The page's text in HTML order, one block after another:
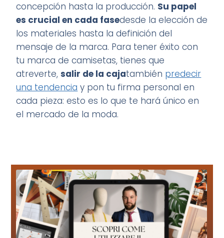
concepción hasta la producción. Su papel
es crucial en cada fasedesde la elección de
los materiales hasta la definición del
mensaje de la marca. Para tener éxito con
tu marca de camisetas, tienes que
atreverte,salir de la cajatambién predecir
una tendencia y pon tu firma personal en
cada pieza: esto es lo que te hará único en
el mercado de la moda.